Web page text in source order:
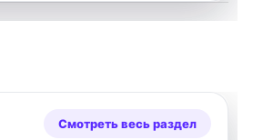
Смотреть весь раздел